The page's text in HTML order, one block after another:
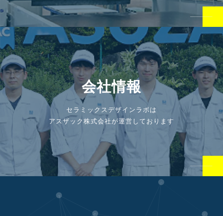
会社情報
セラミックスデザインラボは
アスザック株式会社が運営しております